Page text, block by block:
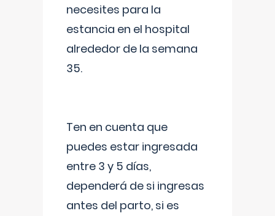
necesites para la
estancia en el hospital
alrededor de la semana
35.
Ten en cuenta que
puedes estar ingresada
entre 3 y 5 días,
dependerá de si ingresas
antes del parto, si es